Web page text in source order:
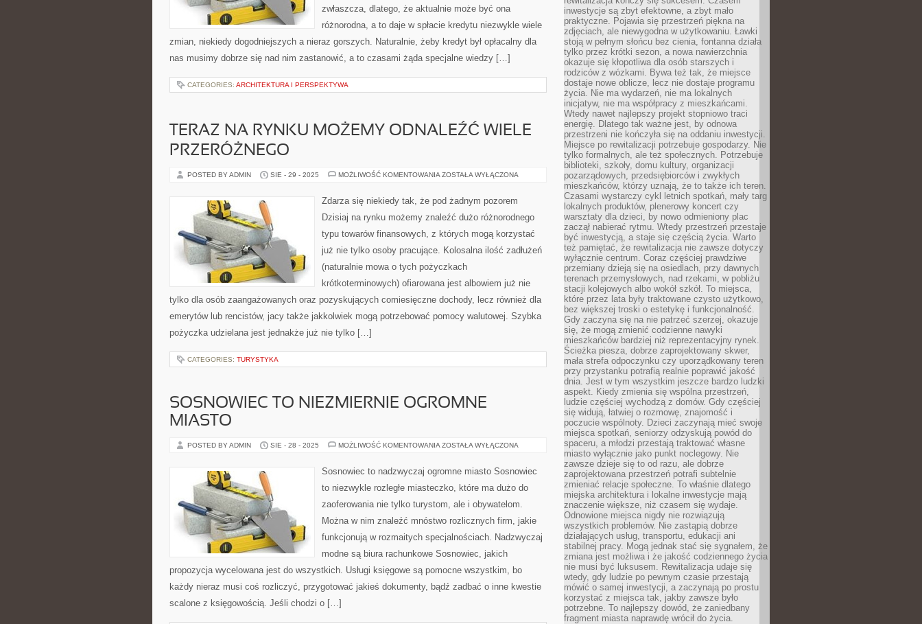
zwłaszcza, dlatego, że aktualnie może być ona
różnorodna, a to daje w spłacie kredytu niezwykle wiele
zmian, niekiedy dogodniejszych a nieraz gorszych. Naturalnie, żeby kredyt był opłacalny dla
nas musimy dobrze się nad nim zastanowić, a to czasami żąda specjalne wiedzy […]
CATEGORIES: ARCHITEKTURA I PERSPEKTYWA
TERAZ NA RYNKU MOŻEMY ODNALEŹĆ WIELE
PRZERÓŻNEGO
POSTED BY ADMIN SIE - 29 - 2025 MOŻLIWOŚĆ KOMENTOWANIA TERAZ
MOŻEMY
ODNALEŹĆ
PRZERÓŻNEGO
ZOSTAŁA WYŁĄCZONA
Zdarza się niekiedy tak, że pod żadnym pozorem
Dzisiaj na rynku możemy znaleźć dużo różnorodnego
typu towarów finansowych, z których mogą korzystać
już nie tylko osoby pracujące. Kolosalna ilość zadłużeń
(naturalnie mowa o tych pożyczkach
krótkoterminowych) ofiarowana jest albowiem już nie
tylko dla osób zaangażowanych oraz pozyskujących comiesięczne dochody, lecz również dla
emerytów lub rencistów, jacy także jakkolwiek mogą potrzebować pomocy walutowej. Szybka
pożyczka udzielana jest jednakże już nie tylko […]
CATEGORIES: TURYSTYKA
SOSNOWIEC TO NIEZMIERNIE OGROMNE
MIASTO
POSTED BY ADMIN SIE - 28 - 2025 MOŻLIWOŚĆ KOMENTOWANIA SOSNOWIEC
OGROMNE
MIASTO
ZOSTAŁA WYŁĄCZONA
Sosnowiec to nadzwyczaj ogromne miasto Sosnowiec
to niezwykle rozległe miasteczko, które ma dużo do
zaoferowania nie tylko turystom, ale i obywatelom.
Można w nim znaleźć mnóstwo rozlicznych firm, jakie
funkcjonują w rozmaitych specjalnościach. Nadzwyczaj
modne są biura rachunkowe Sosnowiec, jakich
propozycja wycelowana jest do wszystkich. Usługi księgowe są pomocne wszystkim, bo
każdy nieraz musi coś rozliczyć, przygotować jakieś dokumenty, bądź zadbać o inne kwestie
scalone z księgowością. Jeśli chodzi o […]
inwestycje są zbyt efektowne, a zbyt mało
praktyczne. Pojawia się przestrzeń piękna na
zdjęciach, ale niewygodna w użytkowaniu. Ławki
stoją w pełnym słońcu bez cienia, fontanna działa
tylko przez krótki sezon, a nowa nawierzchnia
okazuje się kłopotliwa dla osób starszych i
rodziców z wózkami. Bywa też tak, że miejsce
dostaje nowe oblicze, lecz nie dostaje programu
życia. Nie ma wydarzeń, nie ma lokalnych
inicjatyw, nie ma współpracy z mieszkańcami.
Wtedy nawet najlepszy projekt stopniowo traci
energię. Dlatego tak ważne jest, by odnowa
przestrzeni nie kończyła się na oddaniu inwestycji.
Miejsce po rewitalizacji potrzebuje gospodarzy. Nie
tylko formalnych, ale też społecznych. Potrzebuje
biblioteki, szkoły, domu kultury, organizacji
pozarządowych, przedsiębiorców i zwykłych
mieszkańców, którzy uznają, że to także ich teren.
Czasami wystarczy cykl letnich spotkań, mały targ
lokalnych produktów, plenerowy koncert czy
warsztaty dla dzieci, by nowo odmieniony plac
zaczął nabierać rytmu. Wtedy przestrzeń przestaje
być inwestycją, a staje się częścią życia. Warto
też pamiętać, że rewitalizacja nie zawsze dotyczy
wyłącznie centrum. Coraz częściej prawdziwe
przemiany dzieją się na osiedlach, przy dawnych
terenach przemysłowych, nad rzekami, w pobliżu
stacji kolejowych albo wokół szkół. To miejsca,
które przez lata były traktowane czysto użytkowo,
bez większej troski o estetykę i funkcjonalność.
Gdy zaczyna się na nie patrzeć szerzej, okazuje
się, że mogą zmienić codzienne nawyki
mieszkańców bardziej niż reprezentacyjny rynek.
Ścieżka piesza, dobrze zaprojektowany skwer,
mała strefa odpoczynku czy uporządkowany teren
przy przystanku potrafią realnie poprawić jakość
dnia. Jest w tym wszystkim jeszcze bardzo ludzki
aspekt. Kiedy zmienia się wspólna przestrzeń,
ludzie częściej wychodzą z domów. Gdy częściej
się widują, łatwiej o rozmowę, znajomość i
poczucie wspólnoty. Dzieci zaczynają mieć swoje
miejsca spotkań, seniorzy odzyskują powód do
spaceru, a młodzi przestają traktować własne
miasto wyłącznie jako punkt noclegowy. Nie
zawsze dzieje się to od razu, ale dobrze
zaprojektowana przestrzeń potrafi subtelnie
zmieniać relacje społeczne. To właśnie dlatego
miejska architektura i lokalne inwestycje mają
znaczenie większe, niż czasem się wydaje.
Odnowione miejsca nigdy nie rozwiązują
wszystkich problemów. Nie zastąpią dobrze
działających usług, transportu, edukacji ani
stabilnej pracy. Mogą jednak stać się sygnałem, że
zmiana jest możliwa i że jakość codziennego życia
nie musi być luksusem. Rewitalizacja udaje się
wtedy, gdy ludzie po pewnym czasie przestają
mówić o samej inwestycji, a zaczynają po prostu
korzystać z miejsca tak, jakby zawsze było
potrzebne. To najlepszy dowód, że zaniedbany
fragment miasta naprawdę wrócił do życia.